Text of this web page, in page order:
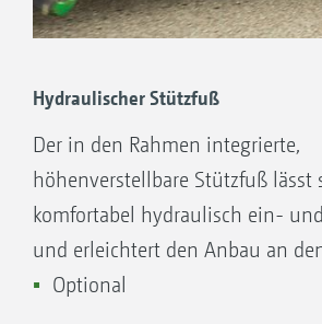
Hydraulischer Stützfuß
Der in den Rahmen integrierte,
höhenverstellbare Stützfuß lässt
komfortabel hydraulisch ein-
und erleichtert den Anbau an
Optional